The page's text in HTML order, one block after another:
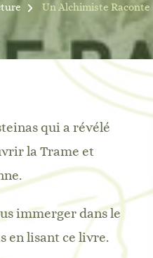
Un Alchimiste Raconte
qui a révélé
la Trame et
immerger dans le
en lisant ce livre.